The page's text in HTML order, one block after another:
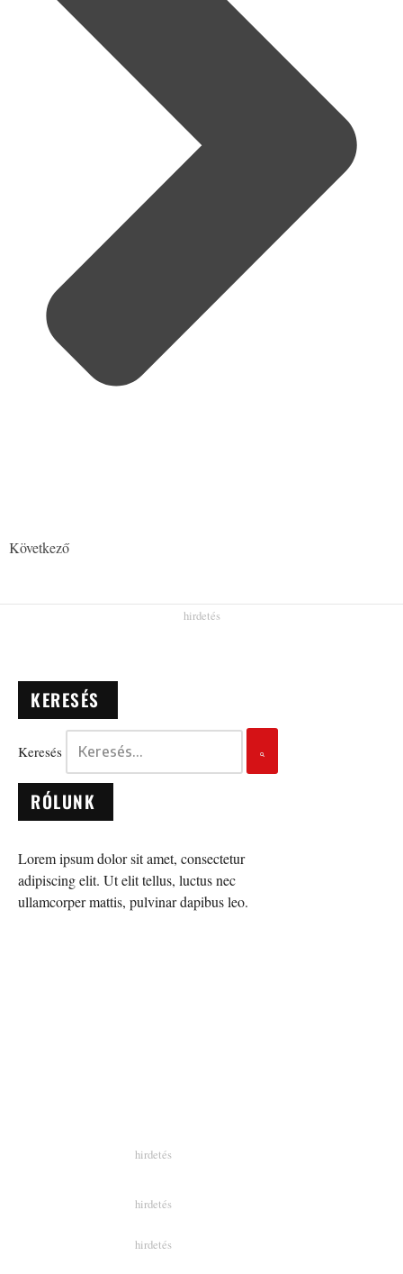
Következő
KERESÉS
Keresés
RÓLUNK
Lorem ipsum dolor sit amet, consectetur
adipiscing elit. Ut elit tellus, luctus nec
ullamcorper mattis, pulvinar dapibus leo.